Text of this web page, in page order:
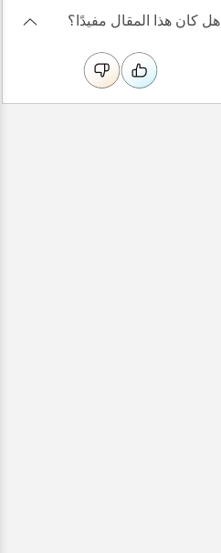
هل كان هذا المقال مفيدًا؟